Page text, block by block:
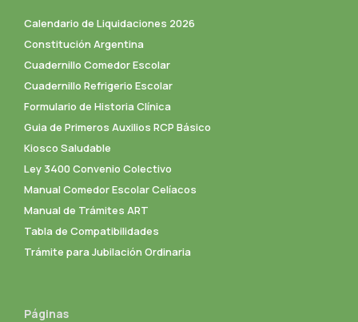
Calendario de Liquidaciones 2026
Constitución Argentina
Cuadernillo Comedor Escolar
Cuadernillo Refrigerio Escolar
Formulario de Historia Clínica
Guia de Primeros Auxilios RCP Básico
Kiosco Saludable
Ley 3400 Convenio Colectivo
Manual Comedor Escolar Celíacos
Manual de Trámites ART
Tabla de Compatibilidades
Trámite para Jubilación Ordinaria
Páginas